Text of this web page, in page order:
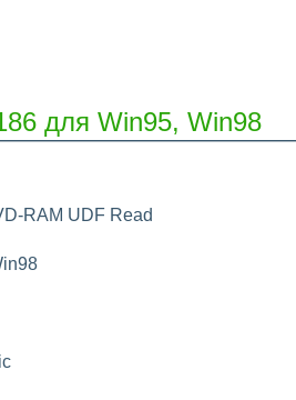
для Win95, Win98
RAM UDF Read